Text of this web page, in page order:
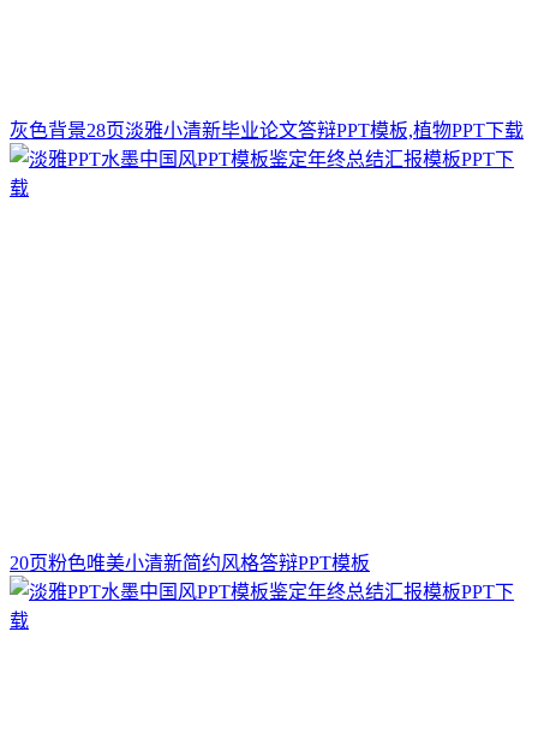
灰色背景28页淡雅小清新毕业论文答辩PPT模板,植物PPT下载
20页粉色唯美小清新简约风格答辩PPT模板